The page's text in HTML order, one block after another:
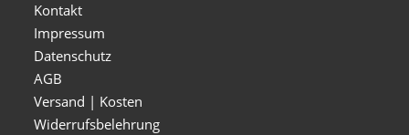
Kontakt
Impressum
Datenschutz
AGB
Versand | Kosten
Widerrufsbelehrung